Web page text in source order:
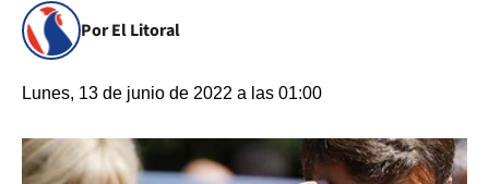
Por El Litoral
Lunes, 13 de junio de 2022 a las 01:00